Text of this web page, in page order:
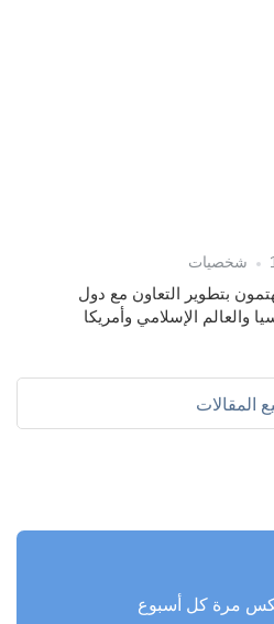
شخصيات
بتطوير التعاون مع دول
الإسلامي وأمريكا
المقالات
مرة كل أسبوع